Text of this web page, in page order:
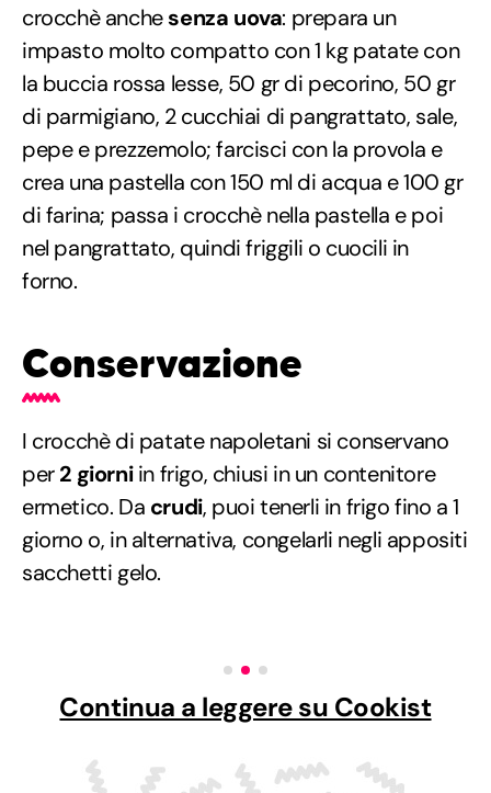
crocchè anchesenza uova: prepara un
impasto molto compatto con 1 kg patate con
la buccia rossa lesse, 50 gr di pecorino, 50 gr
di parmigiano, 2 cucchiai di pangrattato, sale,
pepe e prezzemolo; farcisci con la provola e
crea una pastella con 150 ml di acqua e 100 gr
di farina; passa i crocchè nella pastella e poi
nel pangrattato, quindi friggili o cuocili in
forno.
Conservazione
I crocchè di patate napoletani si conservano
per2 giorniin frigo, chiusi in un contenitore
ermetico. Da crudi, puoi tenerli in frigo fino a 1
giorno o, in alternativa, congelarli negli appositi
sacchetti gelo.
Continua a leggere su Cookist